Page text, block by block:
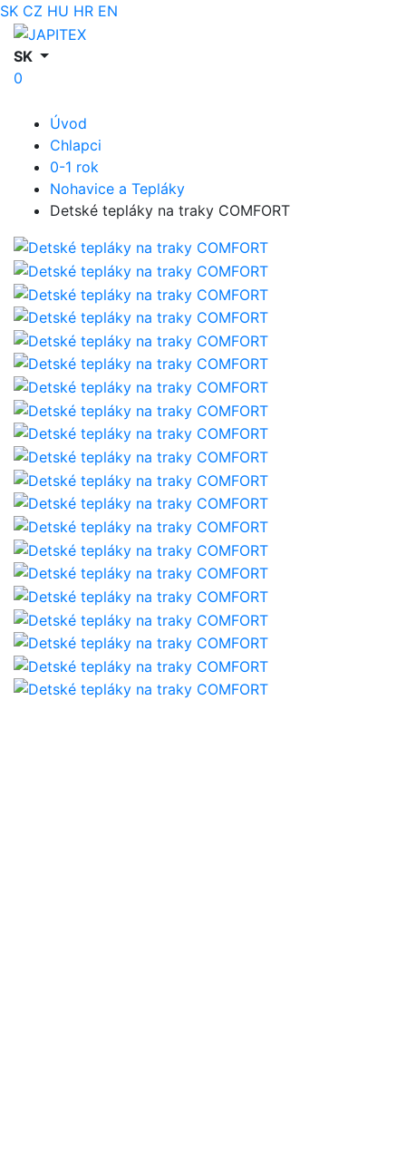
SK CZ HU HR EN
SK
0
Úvod
Chlapci
0-1 rok
Nohavice a Tepláky
Detské tepláky na traky COMFORT